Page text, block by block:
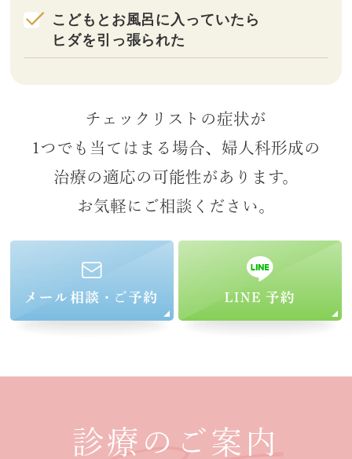
こどもとお風呂に入っていたら
ヒダを引っ張られた
チェックリストの症状が
1つでも当てはまる場合、 婦人科形成の
治療の適応の可能性があります。
お気軽にご相談ください。
診療のご案内